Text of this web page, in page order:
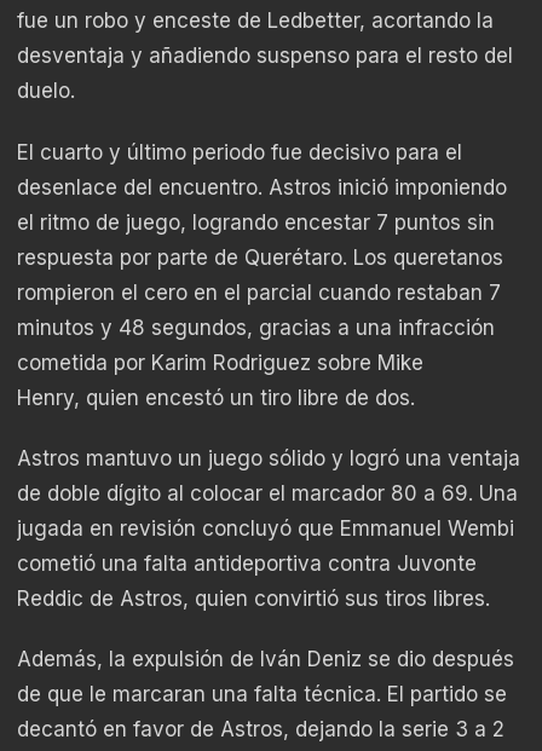
fue un robo y enceste de Ledbetter, acortando la
desventaja y añadiendo suspenso para el resto del
duelo.
El cuarto y último periodo fue decisivo para el
desenlace del encuentro. Astros inició imponiendo
el ritmo de juego, logrando encestar 7 puntos sin
respuesta por parte de Querétaro. Los queretanos
rompieron el cero en el parcial cuando restaban 7
minutos y 48 segundos, gracias a una infracción
cometida por Karim Rodriguez sobre Mike
Henry, quien encestó un tiro libre de dos.
Astros mantuvo un juego sólido y logró una ventaja
de doble dígito al colocar el marcador 80 a 69. Una
jugada en revisión concluyó que Emmanuel Wembi
cometió una falta antideportiva contra Juvonte
Reddic de Astros, quien convirtió sus tiros libres.
Además, la expulsión de Iván Deniz se dio después
de que le marcaran una falta técnica. El partido se
decantó en favor de Astros, dejando la serie 3 a 2